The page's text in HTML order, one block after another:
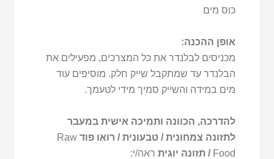
כוס מים
אופן ההכנה:
מכניסים לבלנדר את כל המצרכים, מפעילים את
הבלנדר עד שמתקבל שייק חלק. מוסיפים עוד
מים במידה והשייק סמיך מידי לטעמך.
להדרכה, הכוונה ותמיכה אישית במעבר
לתזונה צמחונית / טבעונית / רואו פודRaw
Food / תזונה יוגית ראה/י: